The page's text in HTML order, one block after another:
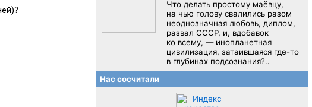
Что делать простому маёвцу,
на чью голову свалились разом
неоднозначная любовь, диплом,
развал CCCP, и, вдобавок
ко всему, — инопланетная
цивилизация, затаившаяся где-то
в глубинах подсознания?..
Нас сосчитали